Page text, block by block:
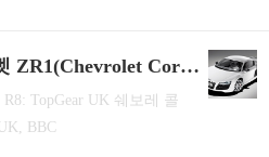
[탑기어 UK] 쉐보레 콜벳 ZR1(Chevrolet Corvette ZR1) vs 아우디 R8(Audi R8)
TopGear UK 쉐보레 콜
BBC